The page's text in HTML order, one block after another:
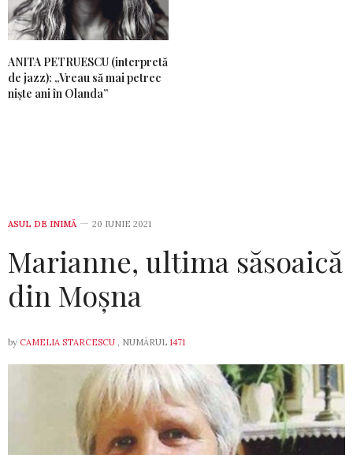
ANITA PETRUESCU (interpretă
de jazz): „Vreau să mai petrec
niște ani în Olanda”
ASUL DE INIMĂ 20 IUNIE 2021
Marianne, ultima săsoaică
din Moșna
by CAMELIA STARCESCU , NUMĂRUL 1471